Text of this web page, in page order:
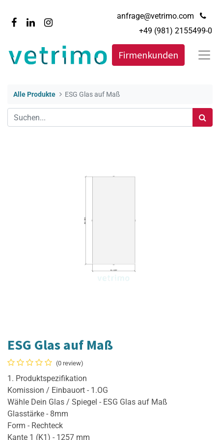
anfrage@vetrimo.com
+49 (981) 2155499-0
Firmenkunden
Alle Produkte ESG Glas auf Maß
ESG Glas auf Maß
(0 review)
1. Produktspezifikation
Komission / Einbauort - 1.OG
Wähle Dein Glas / Spiegel - ESG Glas auf Maß
Glasstärke - 8mm
Form - Rechteck
Kante 1 (K1) - 1257 mm